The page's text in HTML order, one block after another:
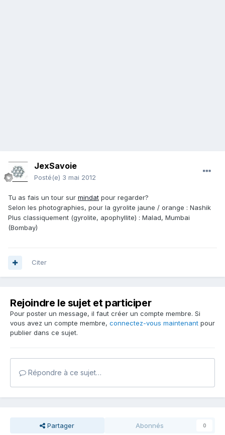
JexSavoie
Posté(e) 3 mai 2012
Tu as fais un tour sur mindat pour regarder?
Selon les photographies, pour la gyrolite jaune / orange : Nashik
Plus classiquement (gyrolite, apophyllite) : Malad, Mumbai
(Bombay)
Citer
Rejoindre le sujet et participer
Pour poster un message, il faut créer un compte membre. Si
vous avez un compte membre, connectez-vous maintenant pour
publier dans ce sujet.
Répondre à ce sujet…
Partager Abonnés 0